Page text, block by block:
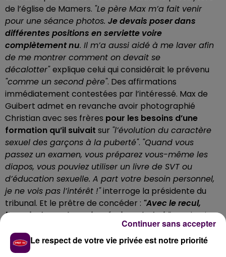
de l’église de Mamers. "Le père Max m’a fait venir
pour une séance photos. Je devais poser dans
différentes positions en serviette voire
complètement nu. Il m’a aussi aidé à me laver afin
de me montrer comment on devait se
décalotter"explique celui qui considérait le prévenu
"comme un second père". Des affirmations
immédiatement contestées par l’intéressé. Max de
Guibert admet en revanche avoir photographié
Christian avec ses frères pour les besoins d’une
formation qu’il suivait sur "l’évolution du caractère
sexuel des garçons à la puberté". "Quand vous
passez un examen, vous préparez vous-même les
diapos, vous pouviez utiliser un livre de SVT ou
d’éducation sexuelle. A part votre besoin personnel,
je ne vois pas l’intérêt !"interroge la présidente du
tribunal. Et le prêtre de concéder : "Avec le recul,
j’aurais du m’abstenir, c’était maladroit".A tel point
qu'il explique aux juges avoir ensuite brûlé ces clichés.
LES PUNITIONS D’ANTOINE ET HERVÉ
Le respect de votre vie privée est notre priorité
Continuer sans accepter